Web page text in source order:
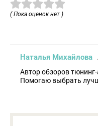
( Пока оценок нет )
Наталья Михайлова
Автор обзоров тюнинг-
Помогаю выбрать